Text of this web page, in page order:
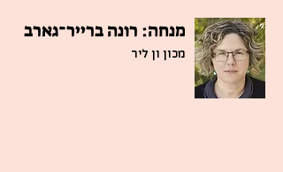
מנחה: רונה ברייר־גארב
מכון ון ליר